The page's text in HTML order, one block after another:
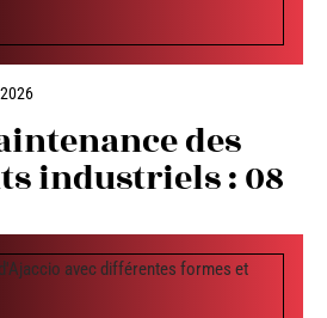
des
industriels : 08